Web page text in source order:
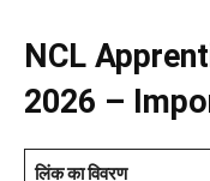
NCL
2026 –
लिंक का विवरण